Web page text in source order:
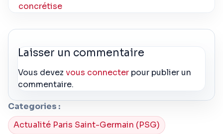
concrétise
Laisser un commentaire
Vous devezvous connecter pour publier un
commentaire.
Categories :
Actualité Paris Saint-Germain (PSG)